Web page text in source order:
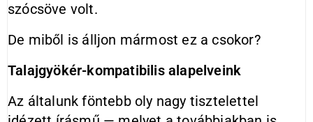
szócsöve volt.
De miből is álljon mármost ez a csokor?
Talajgyökér-kompatibilis alapelveink
Az általunk föntebb oly nagy tisztelettel